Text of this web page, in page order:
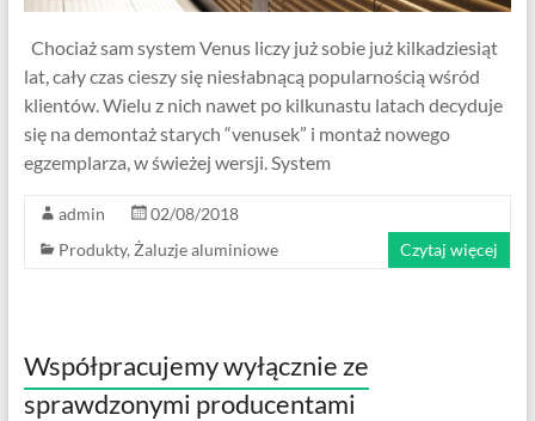
Chociaż sam system Venus liczy już sobie już kilkadziesiąt
lat, cały czas cieszy się niesłabnącą popularnością wśród
klientów. Wielu z nich nawet po kilkunastu latach decyduje
się na demontaż starych “venusek” i montaż nowego
egzemplarza, w świeżej wersji. System
admin
02/08/2018
Produkty, Żaluzje aluminiowe Czytaj więcej
Współpracujemy wyłącznie ze
sprawdzonymi producentami